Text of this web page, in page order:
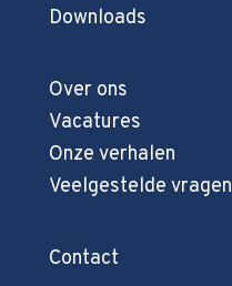
Downloads
Over ons
Vacatures
Onze verhalen
Veelgestelde vragen
Contact